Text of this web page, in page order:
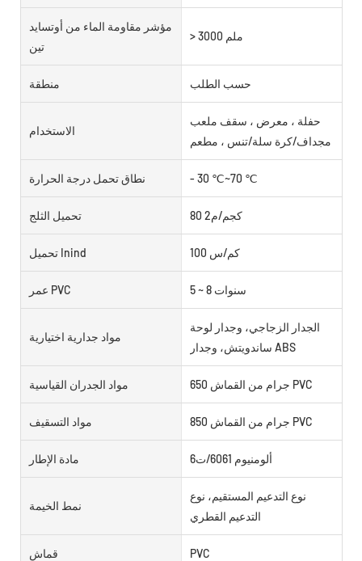
مؤشر مقاومة الماء من أوتسايد
تين
> 3000 ملم
منطقة حسب الطلب
الاستخدام
حفلة ، معرض ، سقف ملعب
مجداف/كرة سلة/تنس ، مطعم
نطاق تحمل درجة الحرارة - 30 ℃~70 ℃
تحميل الثلج 80 كجم/م2
تحميل Inind 100 كم/س
عمر PVC 5 ~ 8 سنوات
مواد جدارية اختيارية
الجدار الزجاجي، وجدار لوحة
ساندويتش، وجدار ABS
مواد الجدران القياسية 650 جرام من القماش PVC
مواد التسقيف 850 جرام من القماش PVC
مادة الإطار ألومنيوم 6061/ت6
نمط الخيمة
نوع التدعيم المستقيم، نوع
التدعيم القطري
قماش PVC